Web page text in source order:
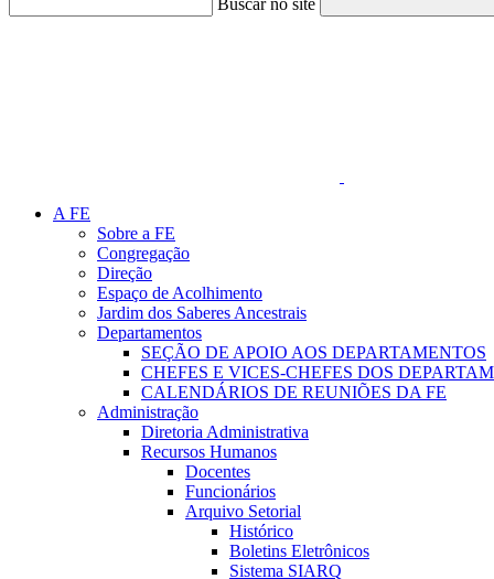
Buscar no site
A FE
Sobre a FE
Congregação
Direção
Espaço de Acolhimento
Jardim dos Saberes Ancestrais
Departamentos
SEÇÃO DE APOIO AOS DEPARTAMENTOS
CHEFES E VICES-CHEFES DOS
CALENDÁRIOS DE REUNIÕES DA FE
Administração
Diretoria Administrativa
Recursos Humanos
Docentes
Funcionários
Arquivo Setorial
Histórico
Boletins Eletrônicos
Sistema SIARQ